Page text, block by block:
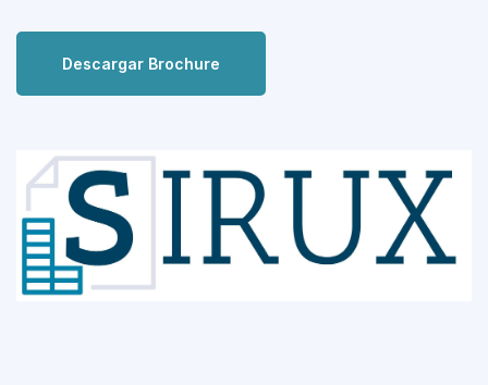
Descargar Brochure